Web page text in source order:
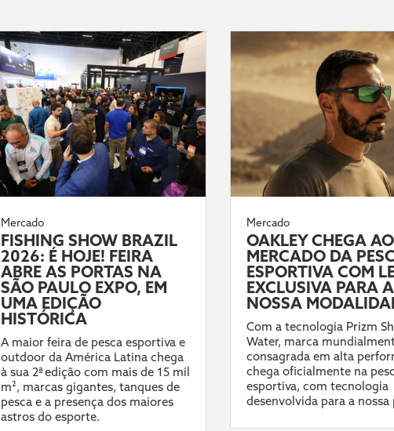
Mercado
FISHING SHOW BRAZIL
2026: É HOJE! FEIRA
ABRE AS PORTAS NA
SÃO PAULO EXPO, EM
UMA EDIÇÃO
HISTÓRICA
A maior feira de pesca esportiva e
outdoor da América Latina chega
à sua 2ª edição com mais de 15 mil
m², marcas gigantes, tanques de
pesca e a presença dos maiores
astros do esporte.
Mercado
OAKLEY CHEGA AO
MERCADO DA
ESPORTIVA COM
EXCLUSIVA PARA A
NOSSA
Com a tecnologia Prizm
Water, marca
consagrada em alta
chega oficialmente na
esportiva, com tecnologia
desenvolvida para a